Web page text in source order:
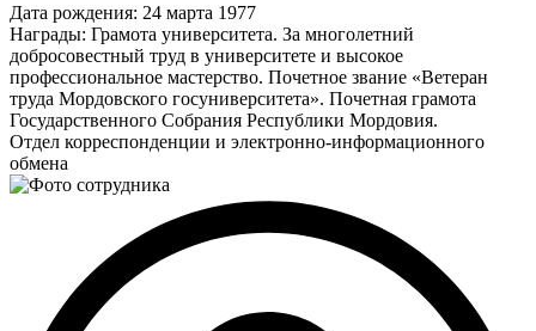
Дата рождения: 24 марта 1977
Награды: Грамота университета. За многолетний
добросовестный труд в университете и высокое
профессиональное мастерство. Почетное звание «Ветеран
труда Мордовского госуниверситета». Почетная грамота
Государственного Собрания Республики Мордовия.
Отдел корреспонденции и электронно-информационного
обмена